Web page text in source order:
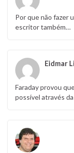
Por que não fazer
escritor também…
Eidmar
Faraday provou
possível através